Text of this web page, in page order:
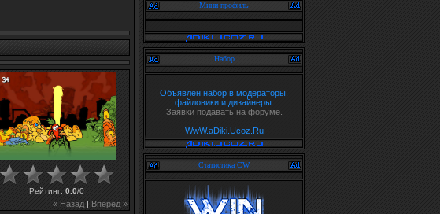
Рейтинг: 0.0/0
« Назад | Вперед »
Мини профиль
Набор
Объявлен набор в модераторы,
файловики и дизайнеры.
Заявки подавать на форуме.
WwW.aDiki.Ucoz.Ru
Статистика CW